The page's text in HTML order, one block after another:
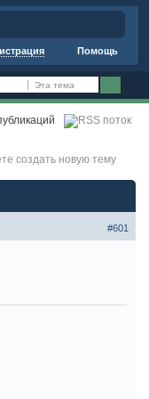
Помощь
Эта тема
создать новую тему
#601